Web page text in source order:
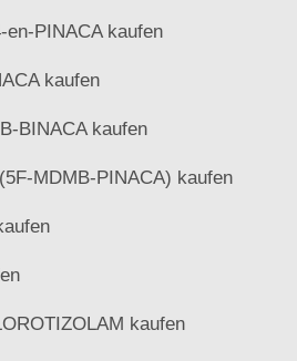
en-PINACA kaufen
kaufen
BINACA kaufen
MDMB-PINACA) kaufen
kaufen